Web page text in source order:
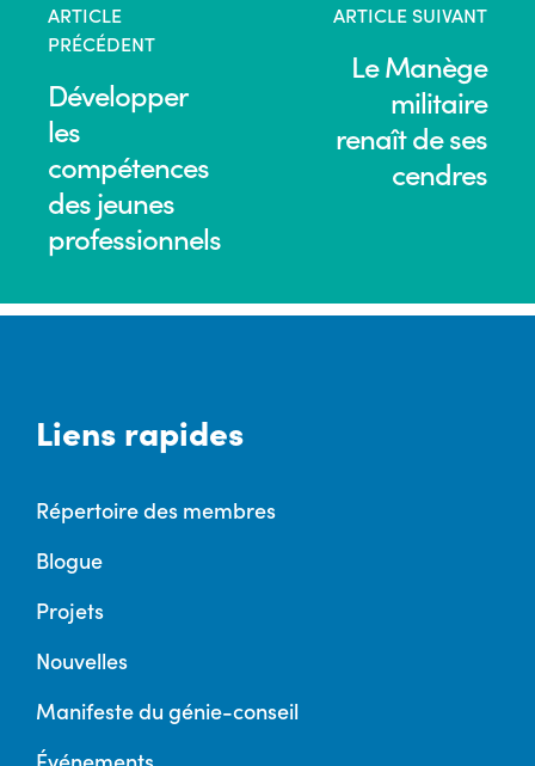
ARTICLE
PRÉCÉDENT
Développer
les
compétences
des jeunes
professionnels
ARTICLE SUIVANT
Le Manège
militaire
renaît de ses
cendres
Liens rapides
Répertoire des membres
Blogue
Projets
Nouvelles
Manifeste du génie-conseil